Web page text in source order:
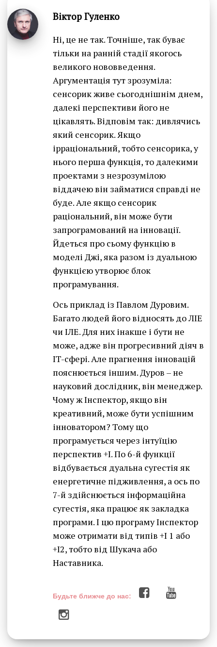
Віктор Гуленко
Ні, це не так. Точніше, так буває
тільки на ранній стадії якогось
великого нововведення.
Аргументація тут зрозуміла:
сенсорик живе сьогоднішнім днем,
далекі перспективи його не
цікавлять. Відповім так: дивлячись
який сенсорик. Якщо
ірраціональний, тобто сенсорика, у
нього перша функція, то далекими
проектами з незрозумілою
віддачею він займатися справді не
буде. Але якщо сенсорик
раціональний, він може бути
запрограмований на інновації.
Йдеться про сьому функцію в
моделі Джі, яка разом із дуальною
функцією утворює блок
програмування.
Ось приклад із Павлом Дуровим.
Багато людей його відносять до ЛІЕ
чи ІЛЕ. Для них інакше і бути не
може, адже він прогресивний діяч в
IT-сфері. Але прагнення інновацій
пояснюється іншим. Дуров – не
науковий дослідник, він менеджер.
Чому ж Інспектор, якщо він
креативний, може бути успішним
інноватором? Тому що
програмується через інтуїцію
перспектив +I. По 6-й функції
відбувається дуальна сугестія як
енергетичне підживлення, а ось по
7-й здійснюється інформаційна
сугестія, яка працює як закладка
програми. І цю програму Інспектор
може отримати від типів +I 1 або
+I2, тобто від Шукача або
Наставника.
Будьте ближче до нас: